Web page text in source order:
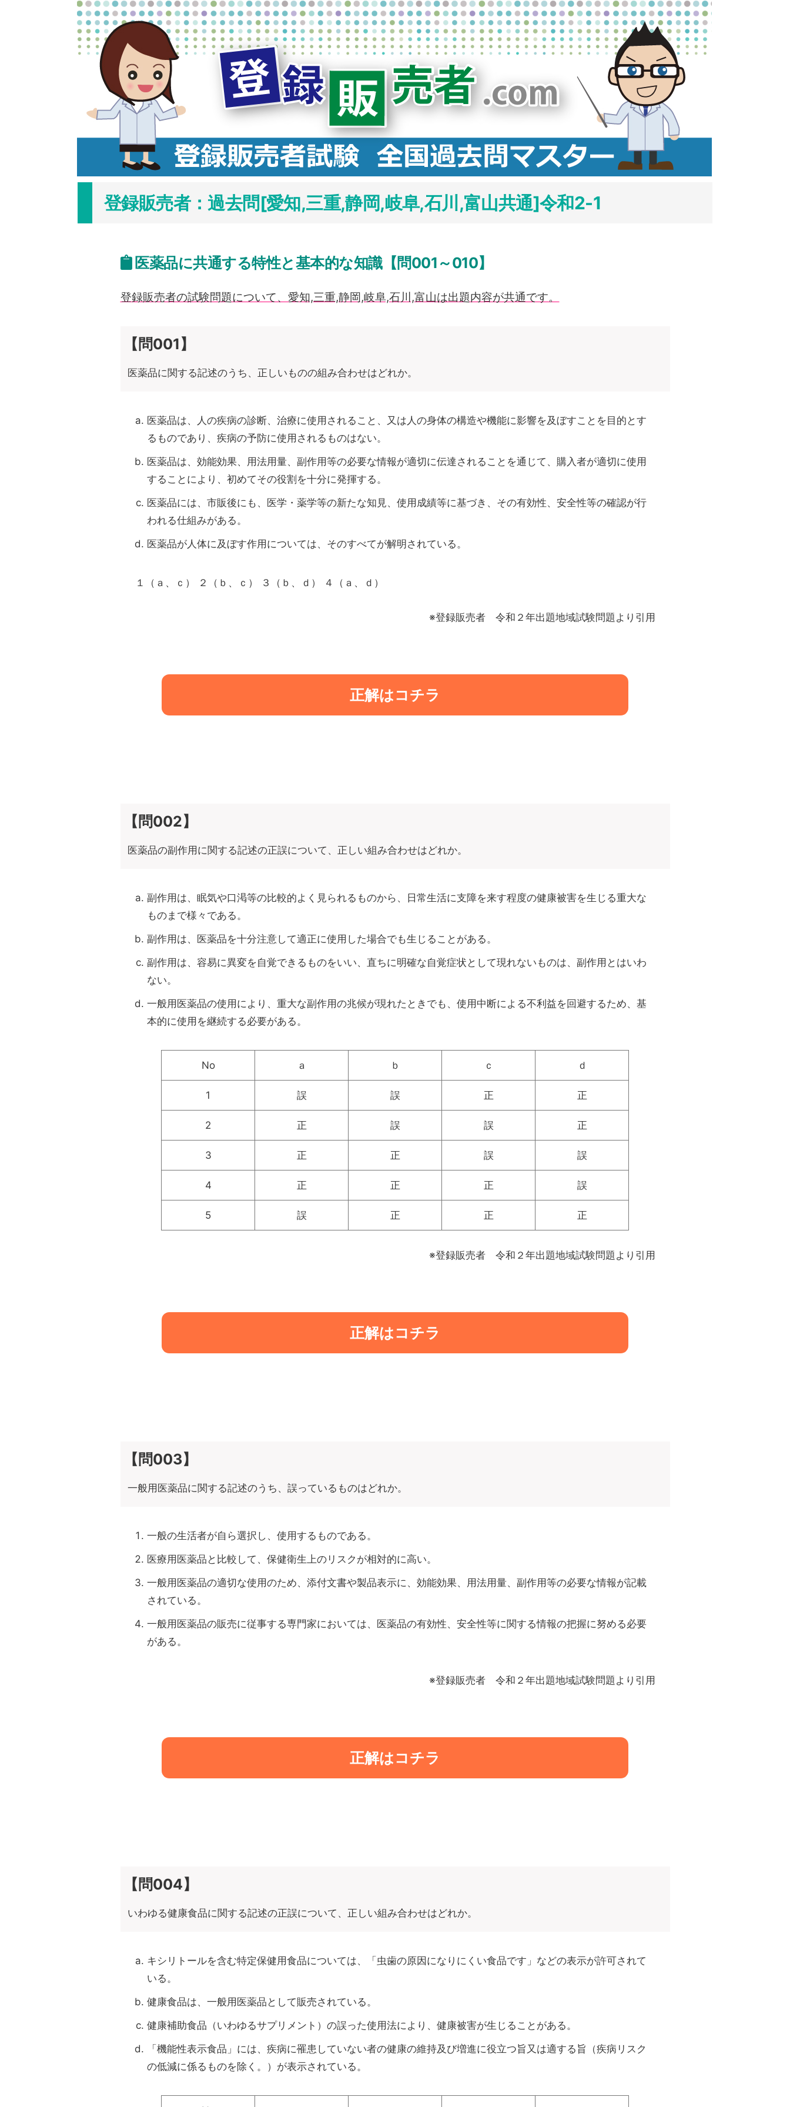
登録販売者：過去問[愛知,三重,静岡,岐阜,石川,富山共通]令和2-1
医薬品に共通する特性と基本的な知識【問001～010】
登録販売者の試験問題について、愛知,三重,静岡,岐阜,石川,富山は出題内容が共通です。
【問001】
医薬品に関する記述のうち、正しいものの組み合わせはどれか。
医薬品は、人の疾病の診断、治療に使用されること、又は人の身体の構造や機能に影響を及ぼすことを目的とす
るものであり、疾病の予防に使用されるものはない。
医薬品は、効能効果、用法用量、副作用等の必要な情報が適切に伝達されることを通じて、購入者が適切に使用
することにより、初めてその役割を十分に発揮する。
医薬品には、市販後にも、医学・薬学等の新たな知見、使用成績等に基づき、その有効性、安全性等の確認が行
われる仕組みがある。
医薬品が人体に及ぼす作用については、そのすべてが解明されている。
１（ａ、ｃ） ２（ｂ、ｃ） ３（ｂ、ｄ） ４（ａ、ｄ）
※登録販売者 令和２年出題地域試験問題より引用
正解はコチラ
【問002】
医薬品の副作用に関する記述の正誤について、正しい組み合わせはどれか。
副作用は、眠気や口渇等の比較的よく見られるものから、日常生活に支障を来す程度の健康被害を生じる重大な
ものまで様々である。
副作用は、医薬品を十分注意して適正に使用した場合でも生じることがある。
副作用は、容易に異変を自覚できるものをいい、直ちに明確な自覚症状として現れないものは、副作用とはいわ
ない。
一般用医薬品の使用により、重大な副作用の兆候が現れたときでも、使用中断による不利益を回避するため、基
本的に使用を継続する必要がある。
No ａ ｂ ｃ ｄ
1 誤 誤 正 正
2 正 誤 誤 正
3 正 正 誤 誤
4 正 正 正 誤
5 誤 正 正 正
※登録販売者 令和２年出題地域試験問題より引用
正解はコチラ
【問003】
一般用医薬品に関する記述のうち、誤っているものはどれか。
一般の生活者が自ら選択し、使用するものである。
医療用医薬品と比較して、保健衛生上のリスクが相対的に高い。
一般用医薬品の適切な使用のため、添付文書や製品表示に、効能効果、用法用量、副作用等の必要な情報が記載
されている。
一般用医薬品の販売に従事する専門家においては、医薬品の有効性、安全性等に関する情報の把握に努める必要
がある。
※登録販売者 令和２年出題地域試験問題より引用
正解はコチラ
【問004】
いわゆる健康食品に関する記述の正誤について、正しい組み合わせはどれか。
キシリトールを含む特定保健用食品については、「虫歯の原因になりにくい食品です」などの表示が許可されて
いる。
健康食品は、一般用医薬品として販売されている。
健康補助食品（いわゆるサプリメント）の誤った使用法により、健康被害が生じることがある。
「機能性表示食品」には、疾病に罹患していない者の健康の維持及び増進に役立つ旨又は適する旨（疾病リスク
の低減に係るものを除く。）が表示されている。